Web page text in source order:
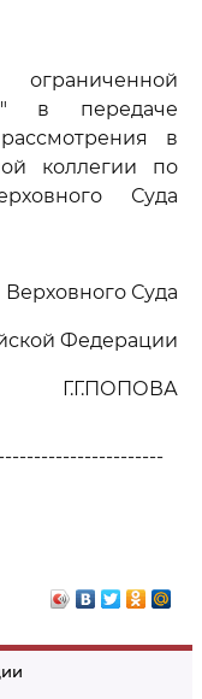
в передаче
в
коллегии по
Суда
Верховного Суда
Федерации
Г.Г.ПОПОВА